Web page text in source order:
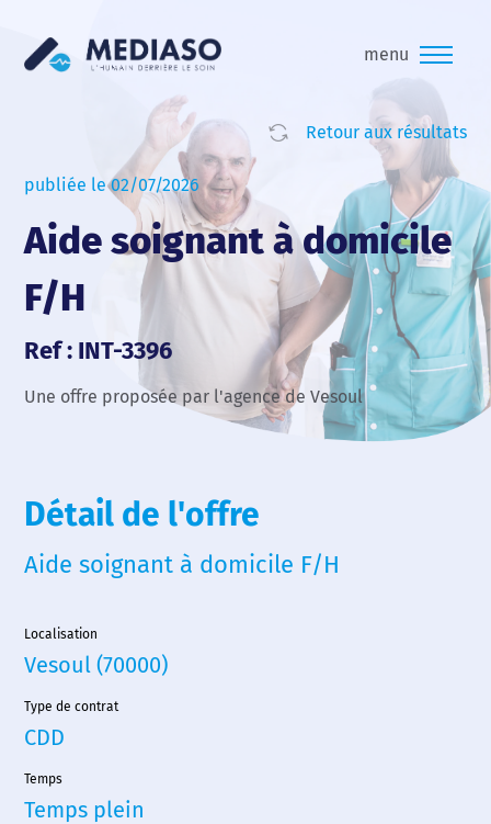
menu
Retour aux résultats
publiée le 02/07/2026
Aide soignant à domicile
F/H
Ref : INT-3396
Une offre proposée par l'agence de Vesoul
Détail de l'offre
Aide soignant à domicile F/H
Localisation
Vesoul (70000)
Type de contrat
CDD
Temps
Temps plein